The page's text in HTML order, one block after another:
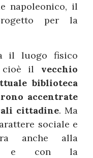
napoleonico, il
per la
il luogo fisico
cioè il vecchio
biblioteca
accentrate
cittadine. Ma
sociale e
anche alla
e con la